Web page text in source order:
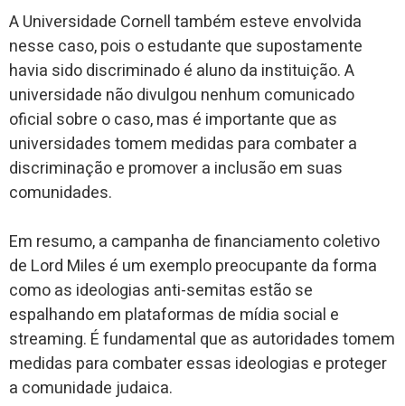
A Universidade Cornell também esteve envolvida
nesse caso, pois o estudante que supostamente
havia sido discriminado é aluno da instituição. A
universidade não divulgou nenhum comunicado
oficial sobre o caso, mas é importante que as
universidades tomem medidas para combater a
discriminação e promover a inclusão em suas
comunidades.
Em resumo, a campanha de financiamento coletivo
de Lord Miles é um exemplo preocupante da forma
como as ideologias anti-semitas estão se
espalhando em plataformas de mídia social e
streaming. É fundamental que as autoridades tomem
medidas para combater essas ideologias e proteger
a comunidade judaica.